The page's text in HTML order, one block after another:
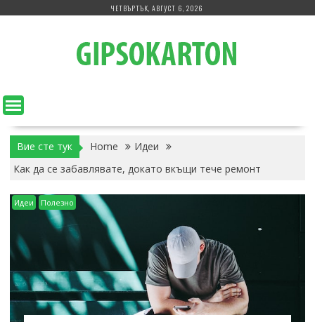
ЧЕТВЪРТЪК, АВГУСТ 6, 2026
Вие сте тук Home
Идеи
Как да се забавлявате, докато вкъщи тече ремонт
Идеи Полезно